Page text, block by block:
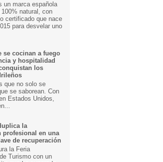
un marca española
natural, con
certificado que nace
para desvelar uno
se cocinan a fuego
y hospitalidad
los
que no solo se
se saborean. Con
Estados Unidos,
la
profesional en una
de recuperación
la Feria
Turismo con un